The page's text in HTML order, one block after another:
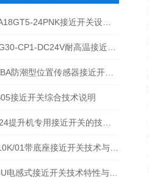
接近开关综合技术说明